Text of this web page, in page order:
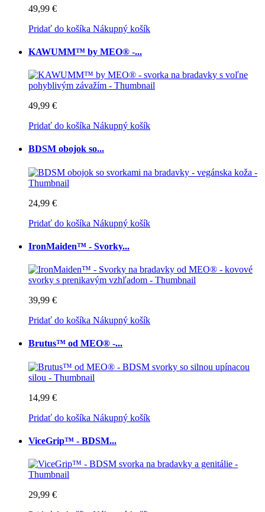
49,99 €
Pridať do košíka Nákupný košík
KAWUMM™ by MEO® -...
49,99 €
Pridať do košíka Nákupný košík
BDSM obojok so...
24,99 €
Pridať do košíka Nákupný košík
IronMaiden™ - Svorky...
39,99 €
Pridať do košíka Nákupný košík
Brutus™ od MEO® -...
14,99 €
Pridať do košíka Nákupný košík
ViceGrip™ - BDSM...
29,99 €